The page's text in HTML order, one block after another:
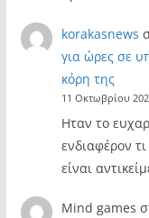
korakasnews
για ώρες σε
κόρη της
11 Οκτωβρίου
Ηταν το
ενδιαφέρον
είναι
Mind games